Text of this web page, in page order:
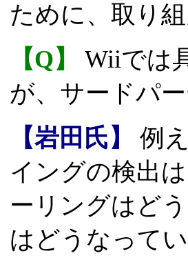
ために、取り
【Q】
Wiiでは
が、サードパ
【岩田氏】
例
イングの検出
ーリングはど
はどうなって